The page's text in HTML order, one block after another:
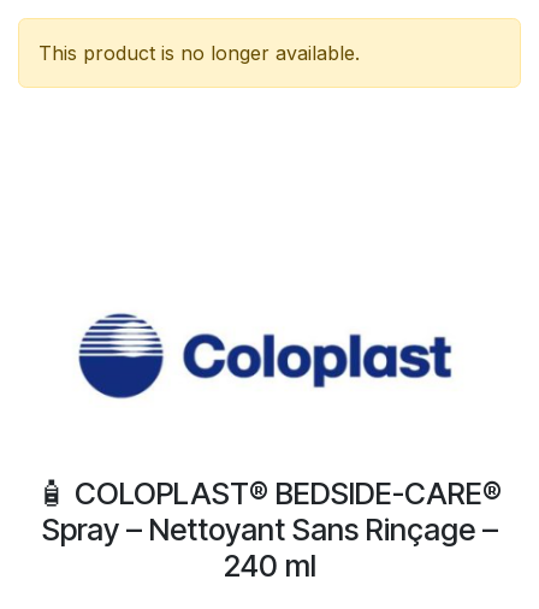
This product is no longer available.
🧴 COLOPLAST® BEDSIDE-CARE®
Spray – Nettoyant Sans Rinçage –
240 ml